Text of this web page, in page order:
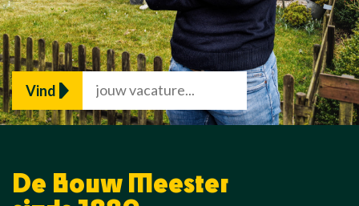
Vind
De Bouw Meester